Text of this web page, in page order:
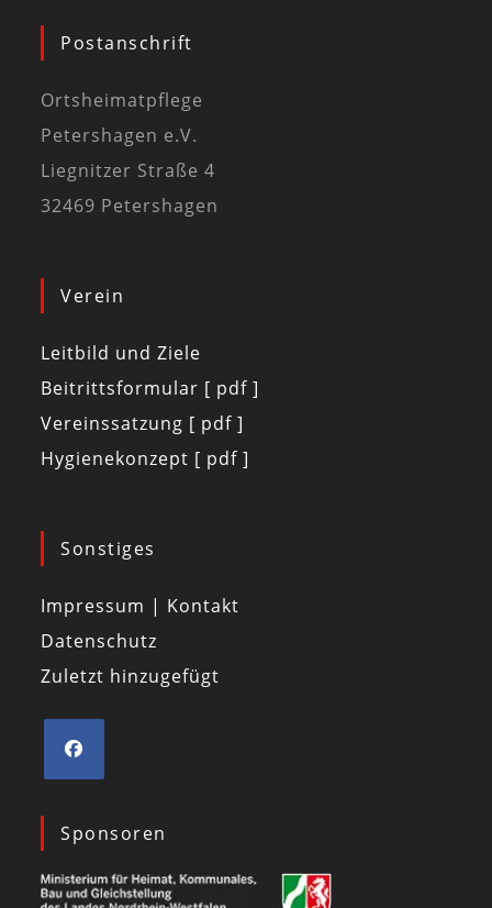
Postanschrift
Ortsheimatpflege
Petershagen e.V.
Liegnitzer Straße 4
32469 Petershagen
Verein
Leitbild und Ziele
Beitrittsformular [ pdf ]
Vereinssatzung [ pdf ]
Hygienekonzept [ pdf ]
Sonstiges
Impressum | Kontakt
Datenschutz
Zuletzt hinzugefügt
Sponsoren